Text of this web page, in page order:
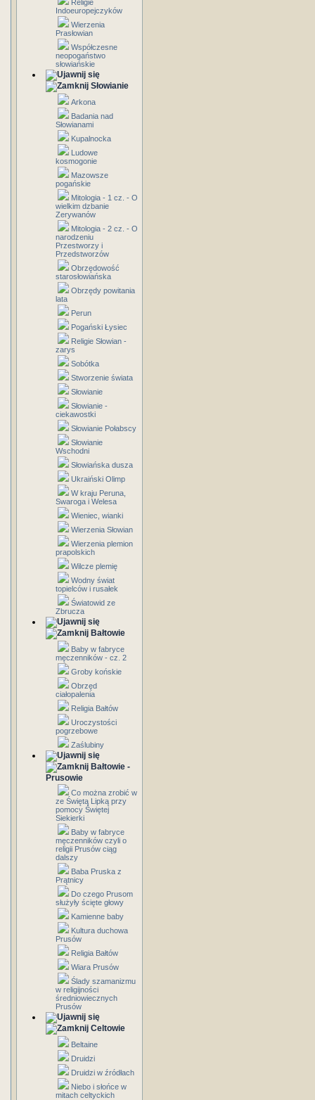
Religie
Indoeuropejczyków
Wierzenia
Prasłowian
Współczesne
neopogaństwo
słowiańskie
Słowianie
Arkona
Badania nad
Słowianami
Kupalnocka
Ludowe
kosmogonie
Mazowsze
pogańskie
Mitologia - 1 cz. - O
wielkim dzbanie
Zerywanów
Mitologia - 2 cz. - O
narodzeniu
Przestworzy i
Przedstworzów
Obrzędowość
starosłowiańska
Obrzędy powitania
lata
Perun
Pogański Łysiec
Religie Słowian -
zarys
Sobótka
Stworzenie świata
Słowianie
Słowianie -
ciekawostki
Słowianie Połabscy
Słowianie
Wschodni
Słowiańska dusza
Ukraiński Olimp
W kraju Peruna,
Swaroga i Welesa
Wieniec, wianki
Wierzenia Słowian
Wierzenia plemion
prapolskich
Wilcze plemię
Wodny świat
topielców i rusałek
Światowid ze
Zbrucza
Bałtowie
Baby w fabryce
męczenników - cz. 2
Groby końskie
Obrzęd
ciałopalenia
Religia Bałtów
Uroczystości
pogrzebowe
Zaślubiny
Bałtowie -
Prusowie
Co można zrobić w
ze Świętą Lipką przy
pomocy Świętej
Siekierki
Baby w fabryce
męczenników czyli o
religii Prusów ciąg
dalszy
Baba Pruska z
Prątnicy
Do czego Prusom
służyły ścięte głowy
Kamienne baby
Kultura duchowa
Prusów
Religia Bałtów
Wiara Prusów
Ślady szamanizmu
w religijności
średniowiecznych
Prusów
Celtowie
Beltaine
Druidzi
Druidzi w źródłach
Niebo i słońce w
mitach celtyckich